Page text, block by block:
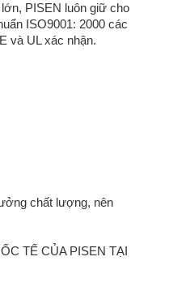
PISEN luôn giữ cho
ISO9001: 2000 các
và UL xác nhận.
chất lượng, nên
TẾ CỦA PISEN TẠI